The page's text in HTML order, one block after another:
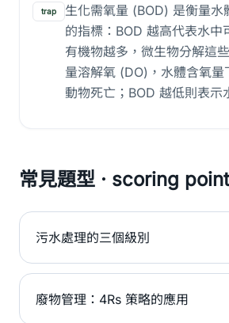
trap
生化需氧量 (BOD) 是衡量水
的指標：BOD 越高代表水中
有機物越多，微生物分解這
量溶解氧 (DO)，水體含氧量
動物死亡；BOD 越低則表示
常見題型 · scoring
污水處理的三個級別
廢物管理：4Rs 策略的應用